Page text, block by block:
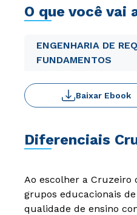
O que você vai
ENGENHARIA DE
FUNDAMENTOS
Baixar Ebook
Diferenciais
Ao escolher a Cruzeiro
grupos educacionais
qualidade de ensino